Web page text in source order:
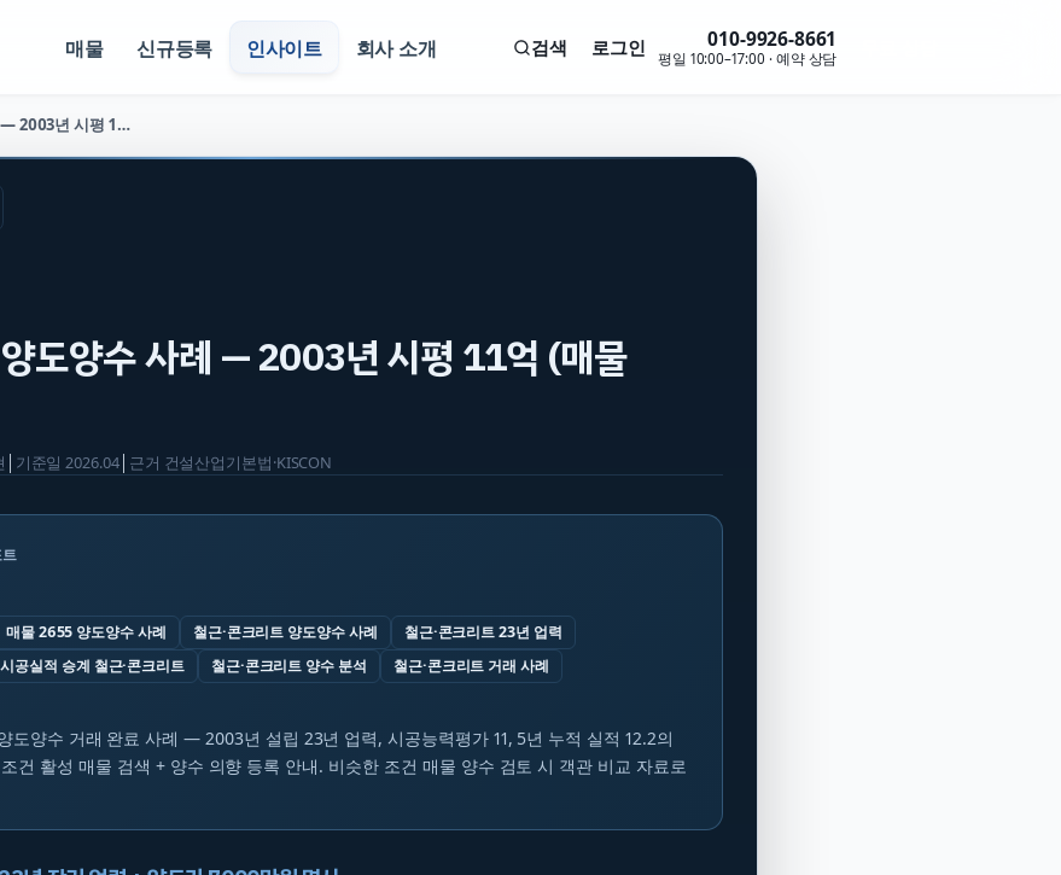
검색 로그인 010-9926-8661
평일 10:00–17:00 · 예약 상담
매물 신규등록 인사이트 회사 소개
철근·콘크리트 양도양수 사례 — 2003년 시평 11억 (매물 2655)
도양수 사례 — 2003년 시평 11억 (매물
기준일2026.04│ 근거 건설산업기본법·KISCON
매물 2655 양도양수 사례 철근·콘크리트 양도양수 사례
철근·콘크리트 23년 업력
시공실적 승계 철근·콘크리트 철근·콘크리트 양수 분석
철근·콘크리트 거래 사례
도양수 거래 완료 사례 — 2003년 설립 23년 업력, 시공능력평가 11, 5년 누적 실적 12.2의
건 활성 매물 검색 + 양수 의향 등록 안내. 비슷한 조건 매물 양수 검토 시 객관 비교 자료로